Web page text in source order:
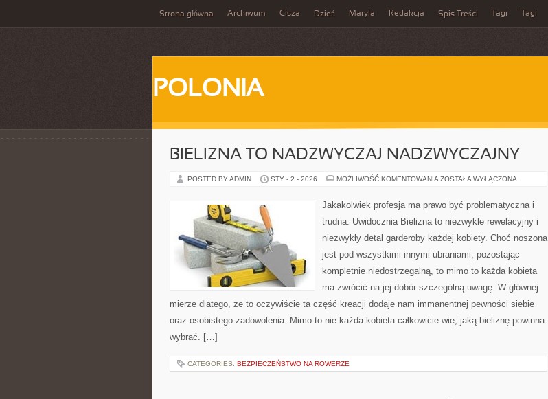
Strona główna Archiwum Cisza Dzień Maryla Redakcja Spis Treści Tagi Tagi
POLONIA
BIELIZNA TO NADZWYCZAJ NADZWYCZAJNY
POSTED BY ADMIN STY - 2 - 2026 MOŻLIWOŚĆ KOMENTOWANIA BIELIZNA
NADZWYCZAJNY
ZOSTAŁA WYŁĄCZONA
Jakakolwiek profesja ma prawo być problematyczna i
trudna. Uwidocznia Bielizna to niezwykle rewelacyjny i
niezwykły detal garderoby każdej kobiety. Choć noszona
jest pod wszystkimi innymi ubraniami, pozostając
kompletnie niedostrzegalną, to mimo to każda kobieta
ma zwrócić na jej dobór szczególną uwagę. W głównej
mierze dlatego, że to oczywiście ta część kreacji dodaje nam immanentnej pewności siebie
oraz osobistego zadowolenia. Mimo to nie każda kobieta całkowicie wie, jaką bieliznę powinna
wybrać. […]
CATEGORIES: BEZPIECZEŃSTWO NA ROWERZE